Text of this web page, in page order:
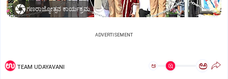
ಗಣರಾಜ್ಯೋತ್ಸವ ಕಾರ್ಯಕ್ರಮ
ADVERTISEMENT
TEAM UDAYAVANI ಅ ಅ